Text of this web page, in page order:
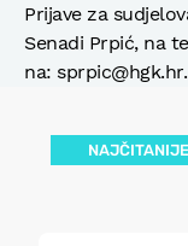
Prijave za
Senadi Prpić, na
na: sprpic@hgk.hr.
NAJČITANIJE